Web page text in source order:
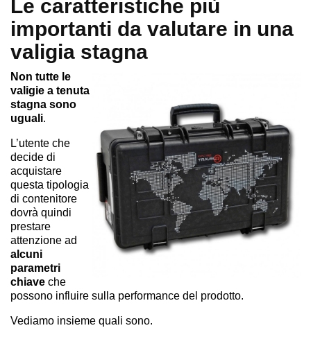
Le caratteristiche più
importanti da valutare in una
valigia stagna
Non tutte le
valigie a tenuta
stagna sono
uguali.
L’utente che
decide di
acquistare
questa tipologia
di contenitore
dovrà quindi
prestare
attenzione ad
alcuni
parametri
chiave che
possono influire sulla performance del prodotto.
Vediamo insieme quali sono.